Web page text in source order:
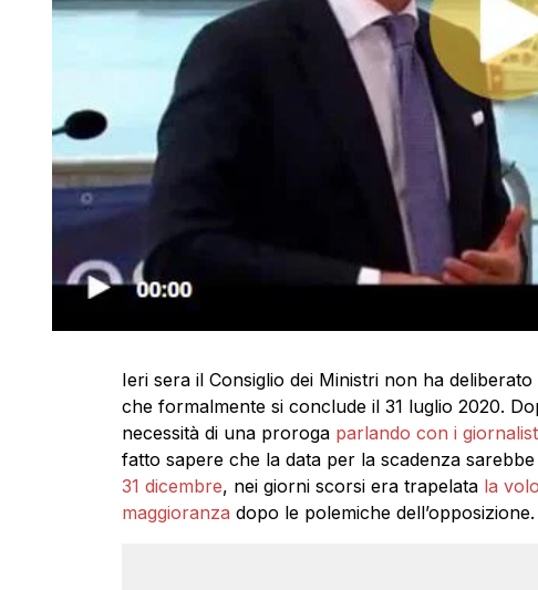
Ieri sera il Consiglio dei Ministri non ha deliberato
che formalmente si conclude il 31 luglio 2020.
necessità di una proroga parlando con i
fatto sapere che la data per la scadenza
31 dicembre, nei giorni scorsi era trapelatala
maggioranza dopo le polemiche dell’opposizione.